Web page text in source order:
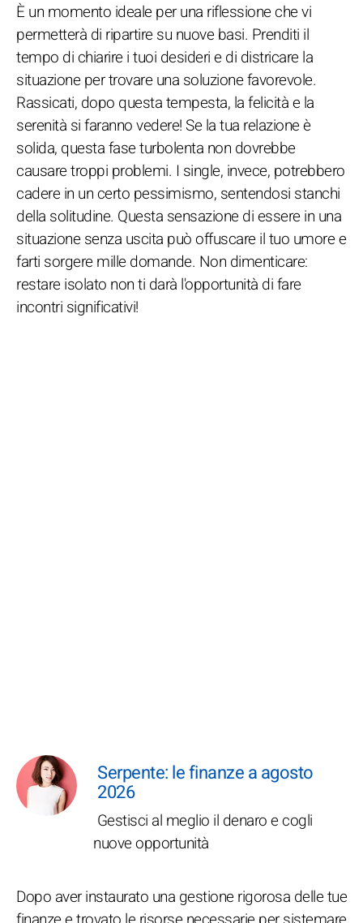
È un momento ideale per una riflessione che vi
permetterà di ripartire su nuove basi. Prenditi il
tempo di chiarire i tuoi desideri e di districare la
situazione per trovare una soluzione favorevole.
Rassicati, dopo questa tempesta, la felicità e la
serenità si faranno vedere! Se la tua relazione è
solida, questa fase turbolenta non dovrebbe
causare troppi problemi. I single, invece, potrebbero
cadere in un certo pessimismo, sentendosi stanchi
della solitudine. Questa sensazione di essere in una
situazione senza uscita può offuscare il tuo umore e
farti sorgere mille domande. Non dimenticare:
restare isolato non ti darà l'opportunità di fare
incontri significativi!
Serpente: le finanze a agosto
2026
Gestisci al meglio il denaro e cogli
nuove opportunità
Dopo aver instaurato una gestione rigorosa delle tue